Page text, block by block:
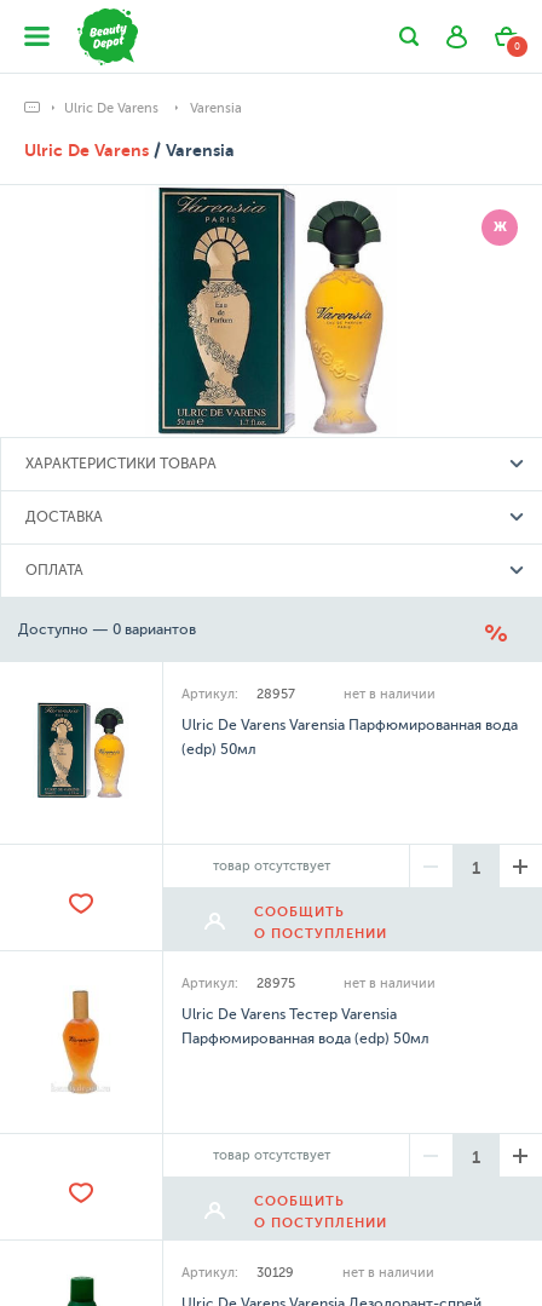
0
Ulric De Varens Varensia
Ulric De Varens / Varensia
Ж
ХАРАКТЕРИСТИКИ ТОВАРА
ДОСТАВКА
ОПЛАТА
Доступно — 0 вариантов
Артикул: 28957 нет в наличии
Ulric De Varens Varensia Парфюмированная вода
(edp) 50мл
товар отсутствует
СООБЩИТЬ
О ПОСТУПЛЕНИИ
Артикул: 28975 нет в наличии
Ulric De Varens Тестер Varensia
Парфюмированная вода (edp) 50мл
товар отсутствует
СООБЩИТЬ
О ПОСТУПЛЕНИИ
Артикул: 30129 нет в наличии